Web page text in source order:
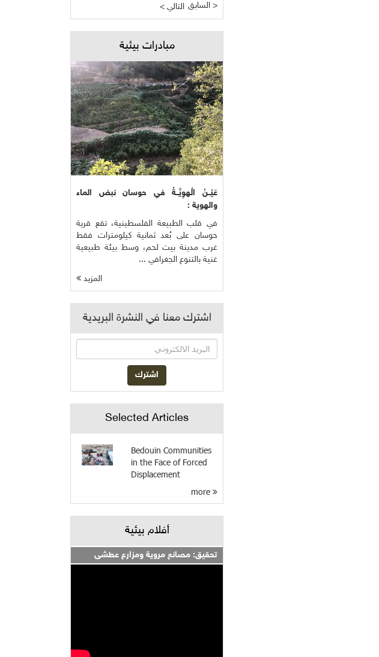
< التالي السابق >
مبادرات بيئية
عَيْــنُ الْهوِيَّــةُ في حوسان نبض الماء
والهوية :
في قلب الطبيعة الفلسطينية، تقع قرية
حوسان على بُعد ثمانية كيلومترات فقط
غرب مدينة بيت لحم، وسط بيئة طبيعية
غنية بالتنوع الجغرافي ...
المزيد
اشترك معنا في النشرة البريدية
Selected Articles
Bedouin Communities
in the Face of Forced
Displacement
أفلام بيئية
تحقيق: مصانع مروية ومزارع عطشى